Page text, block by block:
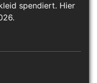
spendiert. Hier